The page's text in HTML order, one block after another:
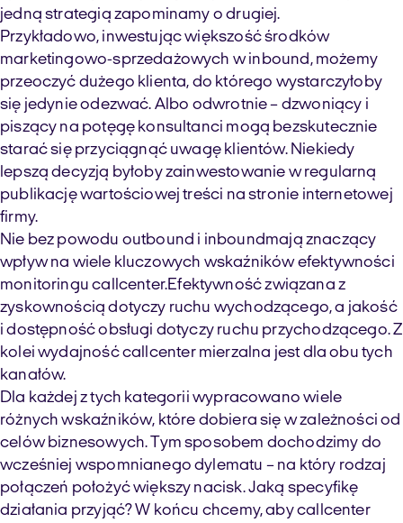
jedną strategią zapominamy o drugiej.
Przykładowo, inwestując większość środków
marketingowo-sprzedażowych winbound, możemy
przeoczyć dużego klienta, do którego wystarczyłoby
się jedynie odezwać. Albo odwrotnie – dzwoniący i
piszący na potęgę konsultanci mogą bezskutecznie
starać się przyciągnąć uwagę klientów. Niekiedy
lepszą decyzją byłoby zainwestowanie w regularną
publikację wartościowej treści na stronie internetowej
firmy.
Nie bez powodu outbound i inboundmają znaczący
wpływ na wiele kluczowych wskaźników efektywności
monitoringucall center.Efektywność związana z
zyskownością dotyczy ruchu wychodzącego, a jakość
i dostępność obsługi dotyczy ruchu przychodzącego. Z
kolei wydajnośćcall centermierzalna jest dla obu tych
kanałów.
Dla każdej z tych kategorii wypracowano wiele
różnych wskaźników, które dobiera się w zależności od
celów biznesowych. Tym sposobem dochodzimy do
wcześniej wspomnianego dylematu – na który rodzaj
połączeń położyć większy nacisk. Jaką specyfikę
działania przyjąć? W końcu chcemy, abycall center